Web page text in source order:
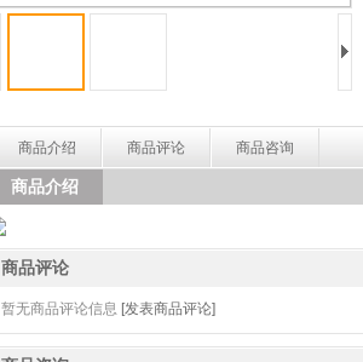
商品介绍 商品评论 商品咨询
商品介绍
商品评论
暂无商品评论信息 [发表商品评论]